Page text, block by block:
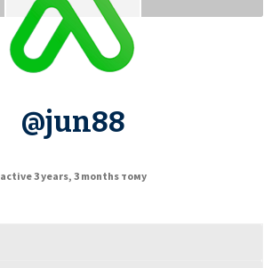
@jun88
active 3 years, 3 months тому